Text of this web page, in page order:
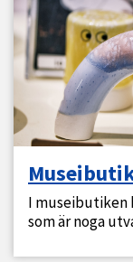
I museibutiken
som är noga